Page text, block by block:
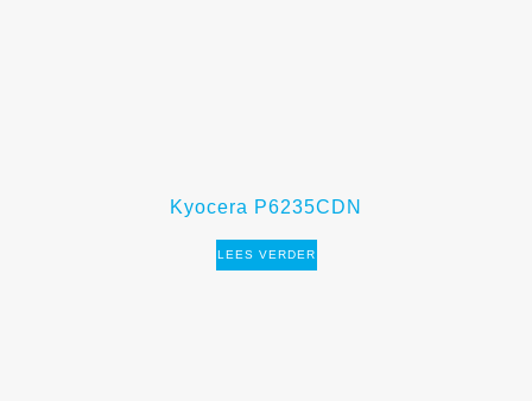
Kyocera P6235CDN
LEES VERDER